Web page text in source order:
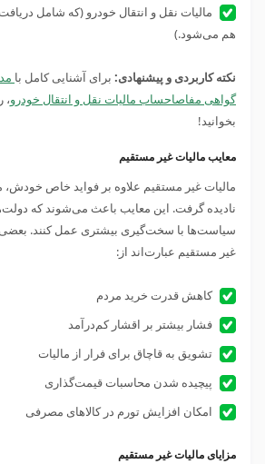
مالیات نقل و انتقال خودرو (که شامل
هم می‌شود.)
نکته کاربردی و پیشنهادی: برای آشنایی کامل با
گواهی مفاصاحساب مالیات نقل و انتقال خودرو،
بخوانید!
معایب مالیات غیر مستقیم
مالیات غیر مستقیم علاوه بر فواید خاص خودش،
نادیده گرفت. این معایب باعث می‌شوند که
سیاست‌ها با سخت‌گیری بیشتری عمل کنند. بعضی
غیر مستقیم عبارت‌اند از:
کاهش قدرت خرید مردم
فشار بیشتر بر اقشار کم‌درآمد
تشویق به قاچاق برای فرار از مالیات
پیچیده شدن محاسبات قیمت‌گذاری
امکان افزایش تورم در کالاهای مصرفی
مزایای مالیات غیر مستقیم